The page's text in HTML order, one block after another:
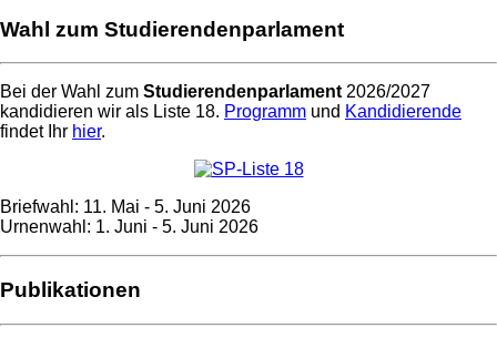
Wahl zum Studierendenparlament
Bei der Wahl zum Studierendenparlament 2026/2027
kandidieren wir als Liste 18. Programm und Kandidierende
findet Ihr hier.
Briefwahl: 11. Mai - 5. Juni 2026
Urnenwahl: 1. Juni - 5. Juni 2026
Publikationen